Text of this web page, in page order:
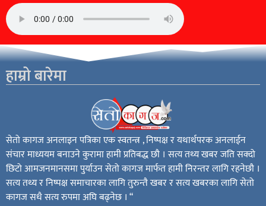
हाम्रो बारेमा
सेतो कागज अनलाइन पत्रिका एक स्वतन्त्र , निष्पक्ष र यथार्थपरक अनलाईन
संचार माध्ययम बनाउने कुरामा हामी प्रतिबद्ध छौ । सत्य तथ्य खबर जति सक्दो
छिटो आमजनमानसमा पुर्याउन सेतो कागज मार्फत हामी निरन्तर लागि रहनेछौ ।
सत्य तथ्य र निष्पक्ष समाचारका लागि तुरुन्तै खबर र सत्य खबरका लागि सेतो
कागज सधै सत्य रुपमा अघि बढ्नेछ । “